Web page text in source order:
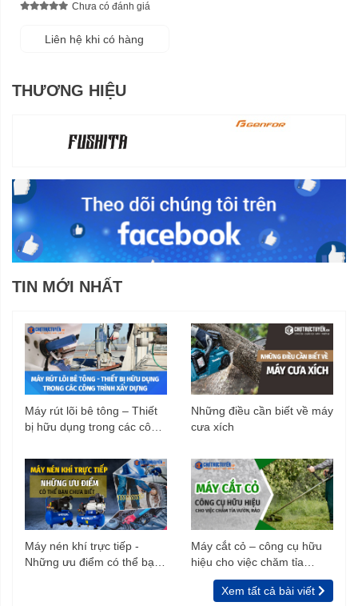
Chưa có đánh giá
Liên hệ khi có hàng
THƯƠNG HIỆU
TIN MỚI NHẤT
Máy rút lõi bê tông – Thiết
bị hữu dụng trong các công
Những điều cần biết về máy
cưa xích
Máy nén khí trực tiếp -
Những ưu điểm có thể bạn
Máy cắt cỏ – công cụ hữu
hiệu cho việc chăm tỉa
vườn, rào
Xem tất cả bài viết